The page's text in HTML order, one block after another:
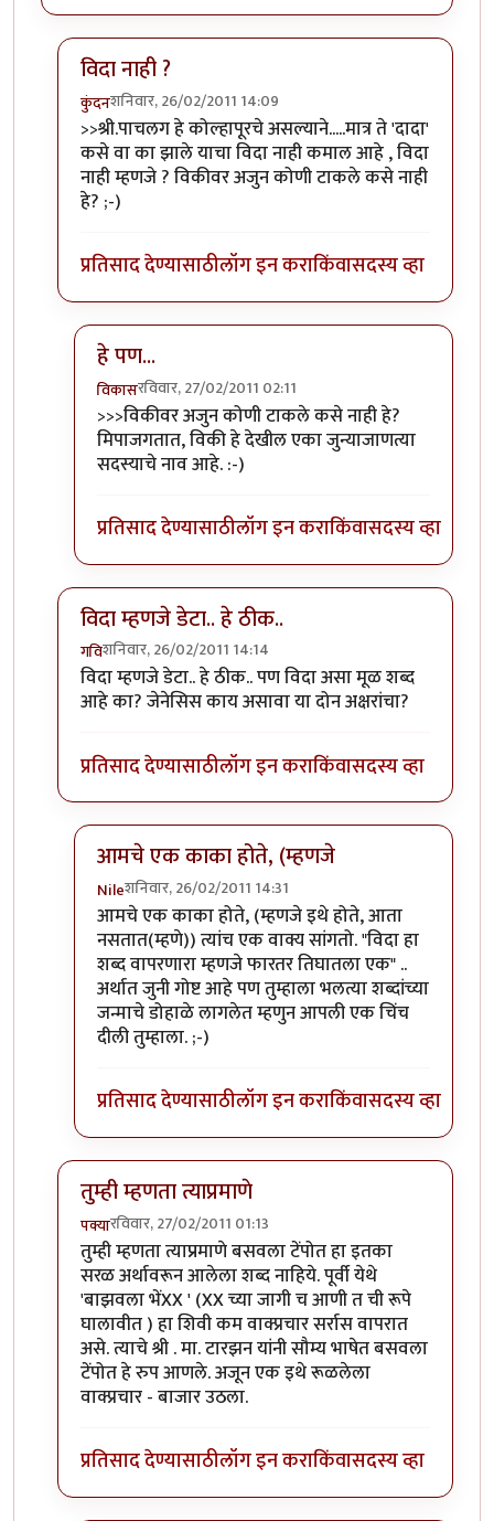
विदा नाही ?
कुंदनशनिवार, 26/02/2011 14:09
In reply toश्री.गगनविहारी....मी स्वतःbyइन्द्र्राज पवार
>>श्री.पाचलग हे कोल्हापूरचे असल्याने.....मात्र ते 'दादा'
कसे वा का झाले याचा विदा नाही कमाल आहे , विदा
नाही म्हणजे ? विकीवर अजुन कोणी टाकले कसे नाही
हे? ;-)
प्रतिसाद देण्यासाठीलॉग इन कराकिंवासदस्य व्हा
हे पण...
विकासरविवार, 27/02/2011 02:11
In reply toविदा नाही ?byकुंदन
>>>विकीवर अजुन कोणी टाकले कसे नाही हे?
मिपाजगतात, विकी हे देखील एका जुन्याजाणत्या
सदस्याचे नाव आहे. :-)
प्रतिसाद देण्यासाठीलॉग इन कराकिंवासदस्य व्हा
विदा म्हणजे डेटा.. हे ठीक..
गविशनिवार, 26/02/2011 14:14
In reply toश्री.गगनविहारी....मी स्वतःbyइन्द्र्राज पवार
विदा म्हणजे डेटा.. हे ठीक.. पण विदा असा मूळ शब्द
आहे का? जेनेसिस काय असावा या दोन अक्षरांचा?
प्रतिसाद देण्यासाठीलॉग इन कराकिंवासदस्य व्हा
आमचे एक काका होते, (म्हणजे
Nileशनिवार, 26/02/2011 14:31
In reply toविदा म्हणजे डेटा.. हे ठीक..byगवि
आमचे एक काका होते, (म्हणजे इथे होते, आता
नसतात(म्हणे)) त्यांच एक वाक्य सांगतो. "विदा हा
शब्द वापरणारा म्हणजे फारतर तिघातला एक" ..
अर्थात जुनी गोष्ट आहे पण तुम्हाला भलत्या शब्दांच्या
जन्माचे डोहाळे लागलेत म्हणुन आपली एक चिंच
दीली तुम्हाला. ;-)
प्रतिसाद देण्यासाठीलॉग इन कराकिंवासदस्य व्हा
तुम्ही म्हणता त्याप्रमाणे
पक्यारविवार, 27/02/2011 01:13
In reply toश्री.गगनविहारी....मी स्वतःbyइन्द्र्राज पवार
तुम्ही म्हणता त्याप्रमाणे बसवला टेंपोत हा इतका
सरळ अर्थावरून आलेला शब्द नाहिये. पूर्वी येथे
'बाझवला भेंXX ' (XX च्या जागी च आणी त ची रूपे
घालावीत ) हा शिवी कम वाक्प्रचार सर्रास वापरात
असे. त्याचे श्री . मा. टारझन यांनी सौम्य भाषेत बसवला
टेंपोत हे रुप आणले. अजून एक इथे रूळलेला
वाक्प्रचार - बाजार उठला.
प्रतिसाद देण्यासाठीलॉग इन कराकिंवासदस्य व्हा